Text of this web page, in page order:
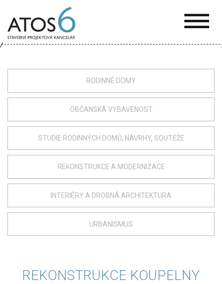
6
RODINNÉ DOMY
OBČANSKÁ VYBAVENOST
STUDIE RODINNÝCH DOMŮ, NÁVRHY, SOUTĚŽE
REKONSTRUKCE A MODERNIZACE
INTERIÉRY A DROBNÁ ARCHITEKTURA
URBANISMUS
REKONSTRUKCE KOUPELNY